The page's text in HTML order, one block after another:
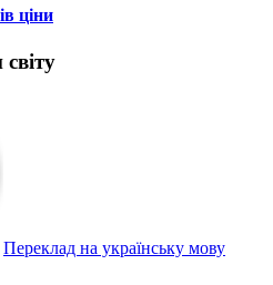
ціни
Переклад на українську мову